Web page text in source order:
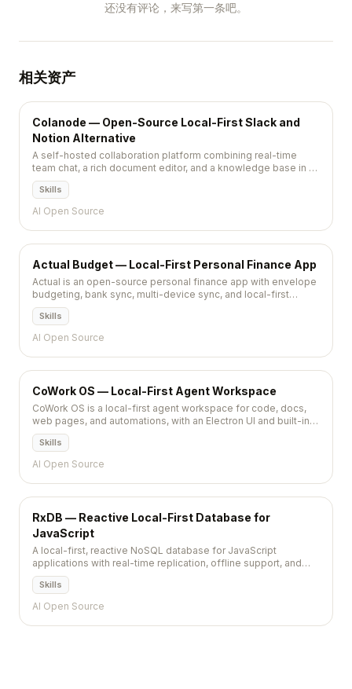
还没有评论，来写第一条吧。
相关资产
Colanode — Open-Source Local-First Slack and
Notion Alternative
A self-hosted collaboration platform combining real-time
team chat, a rich document editor, and a knowledge base in a
single local-first application that keeps all data on your own
infrastructure.
Skills
AI Open Source
Actual Budget — Local-First Personal Finance App
Actual is an open-source personal finance app with envelope
budgeting, bank sync, multi-device sync, and local-first
architecture — a YNAB alternative.
Skills
AI Open Source
CoWork OS — Local-First Agent Workspace
CoWork OS is a local-first agent workspace for code, docs,
web pages, and automations, with an Electron UI and built-in
support for many MCP connectors.
Skills
AI Open Source
RxDB — Reactive Local-First Database for
JavaScript
A local-first, reactive NoSQL database for JavaScript
applications with real-time replication, offline support, and
flexible storage backends.
Skills
AI Open Source